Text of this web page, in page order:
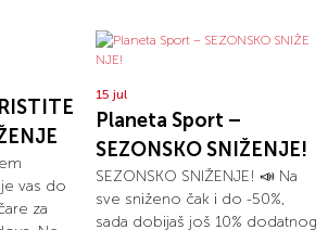
vas do
za
15 jul
Planeta Sport –
SEZONSKO SNIŽENJE!
SEZONSKO SNIŽENJE! 📣 Na
sve sniženo čak i do -50%,
sada dobijaš još 10% dodatnog